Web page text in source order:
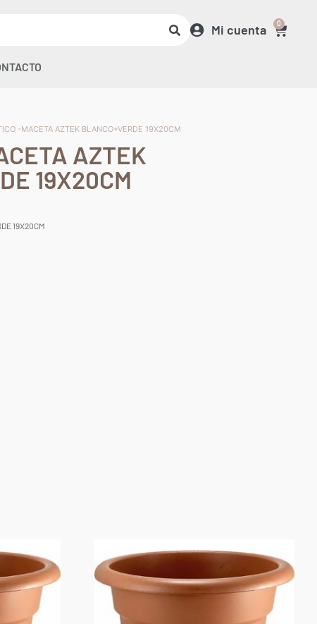
Mi cuenta 0
-MACETA AZTEK BLANCO+VERDE 19X20CM
AZTEK
19X20CM
19X20CM